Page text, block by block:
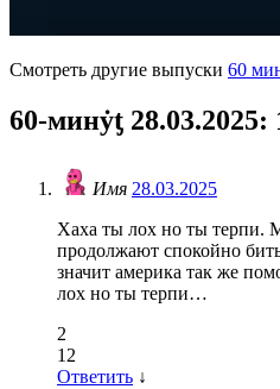
Смотреть другие выпуски 60
60-минẏƫ 28.03.2025:
Имя 28.03.2025
Хаха ты лох но ты терпи.
продолжают спокойно
значит америка так же
лох но ты терпи…
2
12
Ответить ↓